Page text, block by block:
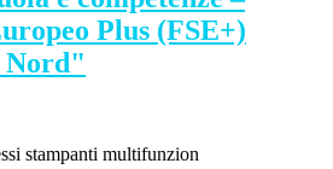
Plus (FSE+)
Nord"